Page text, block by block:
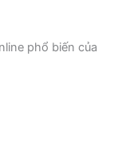
phổ biến của